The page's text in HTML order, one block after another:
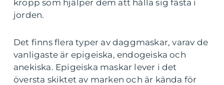
kropp som hjälper dem att hålla sig fästa i
jorden.
Det finns flera typer av daggmaskar, varav de
vanligaste är epigeiska, endogeiska och
anekiska. Epigeiska maskar lever i det
översta skiktet av marken och är kända för